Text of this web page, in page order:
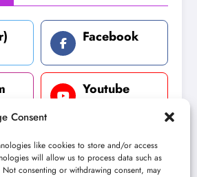
Consent
like cookies to store and/or access
will allow us to process data such as
consenting or withdrawing consent, may
Facebook
Youtube